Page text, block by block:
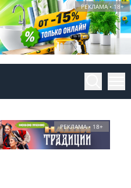
РЕКЛАМА • 18+
РЕКЛАМА • 18+